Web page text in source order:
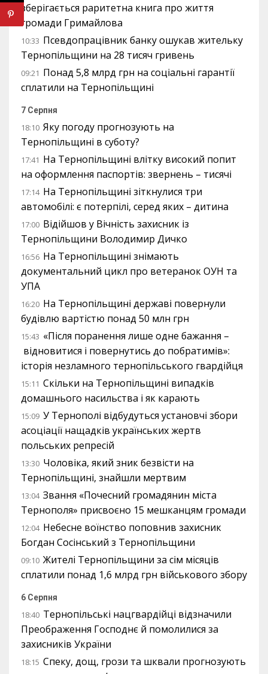
зберігається раритетна книга про життя
громади Гримайлова
10:33 Псевдопрацівник банку ошукав жительку
Тернопільщини на 28 тисяч гривень
09:21 Понад 5,8 млрд грн на соціальні гарантії
сплатили на Тернопільщині
7 Серпня
18:10 Яку погоду прогнозують на
Тернопільщині в суботу?
17:41 На Тернопільщині влітку високий попит
на оформлення паспортів: звернень – тисячі
17:14 На Тернопільщині зіткнулися три
автомобілі: є потерпілі, серед яких – дитина
17:00 Відійшов у Вічність захисник із
Тернопільщини Володимир Дичко
16:56 На Тернопільщині знімають
документальний цикл про ветеранок ОУН та
УПА
16:20 На Тернопільщині державі повернули
будівлю вартістю понад 50 млн грн
15:43 «Після поранення лише одне бажання –
відновитися і повернутись до побратимів»:
історія незламного тернопільського гвардійця
15:11 Скільки на Тернопільщині випадків
домашнього насильства і як карають
15:09 У Тернополі відбудуться установчі збори
асоціації нащадків українських жертв
польських репресій
13:30 Чоловіка, який зник безвісти на
Тернопільщині, знайшли мертвим
13:04 Звання «Почесний громадянин міста
Тернополя» присвоєно 15 мешканцям громади
12:04 Небесне воїнство поповнив захисник
Богдан Сосінський з Тернопільщини
09:10 Жителі Тернопільщини за сім місяців
сплатили понад 1,6 млрд грн військового збору
6 Серпня
18:40 Тернопільські нацгвардійці відзначили
Преображення Господнє й помолилися за
захисників України
18:15 Спеку, дощ, грози та шквали прогнозують